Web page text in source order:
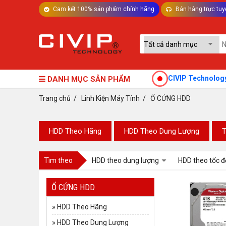
Cam kết 100% sản phẩm chính hãng Bán hàng trực
DANH MỤC SẢN PHẨM CIVIP Technology -
Trang chủ / Linh Kiện Máy Tính / Ổ CỨNG HDD
HDD Theo Hãng HDD Theo Dung Lượng
Tìm theo HDD theo dung lượng HDD theo tốc
Ổ CỨNG HDD
» HDD Theo Hãng
» HDD Theo Dung Lượng